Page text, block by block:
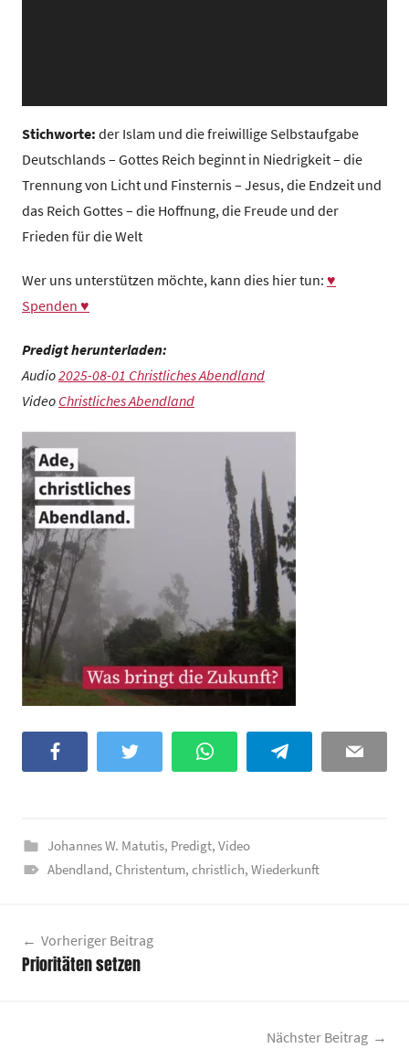
r
u
Stichworte: der Islam und die freiwillige Selbstaufgabe
Deutschlands – Gottes Reich beginnt in Niedrigkeit – die
Trennung von Licht und Finsternis – Jesus, die Endzeit und
das Reich Gottes – die Hoffnung, die Freude und der
Frieden für die Welt
Wer uns unterstützen möchte, kann dies hier tun: ♥
Spenden ♥
Predigt herunterladen:
Audio2025-08-01 Christliches Abendland
Video Christliches Abendland
Twitter WhatsApp Telegram Email
Johannes W. Matutis, Predigt, Video
Abendland, Christentum, christlich, Wiederkunft
Vorheriger Beitrag
Prioritäten setzen
Nächster Beitrag